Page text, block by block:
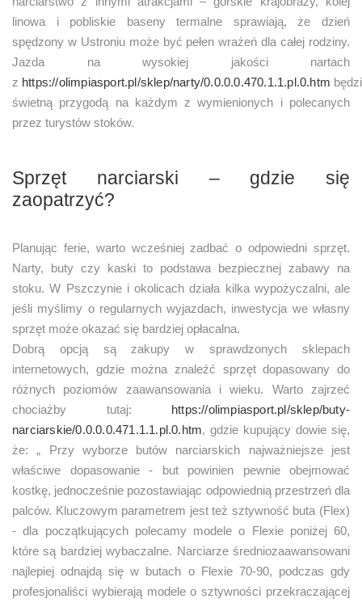
linowa i pobliskie baseny termalne sprawiają, że dzień
spędzony w Ustroniu może być pełen wrażeń dla całej rodziny.
Jazda na wysokiej jakości nartach
z https://olimpiasport.pl/sklep/narty/0.0.0.0.470.1.1.pl.0.htm
świetną przygodą na każdym z wymienionych i polecanych
przez turystów stoków.
Sprzęt narciarski – gdzie się
zaopatrzyć?
Planując ferie, warto wcześniej zadbać o odpowiedni sprzęt.
Narty, buty czy kaski to podstawa bezpiecznej zabawy na
stoku. W Pszczynie i okolicach działa kilka wypożyczalni, ale
jeśli myślimy o regularnych wyjazdach, inwestycja we własny
sprzęt może okazać się bardziej opłacalna.
Dobrą opcją są zakupy w sprawdzonych sklepach
internetowych, gdzie można znaleźć sprzęt dopasowany do
różnych poziomów zaawansowania i wieku. Warto zajrzeć
chociażby tutaj: https://olimpiasport.pl/sklep/buty-
narciarskie/0.0.0.0.471.1.1.pl.0.htm, gdzie kupujący dowie się,
że: „ Przy wyborze butów narciarskich najważniejsze jest
właściwe dopasowanie - but powinien pewnie obejmować
kostkę, jednocześnie pozostawiając odpowiednią przestrzeń dla
palców. Kluczowym parametrem jest też sztywność buta (Flex)
- dla początkujących polecamy modele o Flexie poniżej 60,
które są bardziej wybaczalne. Narciarze średniozaawansowani
najlepiej odnajdą się w butach o Flexie 70-90, podczas gdy
profesjonaliści wybierają modele o sztywności przekraczającej